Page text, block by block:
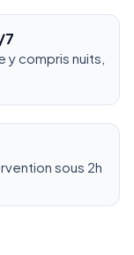
7
compris nuits,
sous 2h